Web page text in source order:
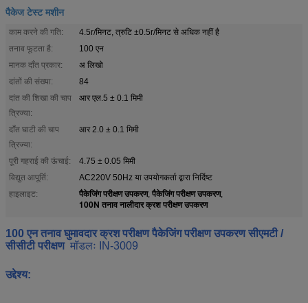
पैकेज टेस्ट मशीन
काम करने की गति:
4.5r/मिनट, त्रुटि ±0.5r/मिनट से अधिक नहीं है
तनाव फूटता है:
100 एन
मानक दाँत प्रकार:
अ लिखो
दांतों की संख्या:
84
दांत की शिखा की चाप
त्रिज्या:
आर एल.5 ± 0.1 मिमी
दाँत घाटी की चाप
त्रिज्या:
आर 2.0 ± 0.1 मिमी
पूरी गहराई की ऊंचाई:
4.75 ± 0.05 मिमी
विद्युत आपूर्ति:
AC220V 50Hz या उपयोगकर्ता द्वारा निर्दिष्ट
हाइलाइट:
पैकेजिंग परीक्षण उपकरण, पैकेजिंग परीक्षण उपकरण,
100N तनाव नालीदार क्रश परीक्षण उपकरण
100 एन तनाव घुमावदार क्रश परीक्षण पैकेजिंग परीक्षण उपकरण सीएमटी /
सीसीटी परीक्षण मॉडलः IN-3009
उद्देश्य: